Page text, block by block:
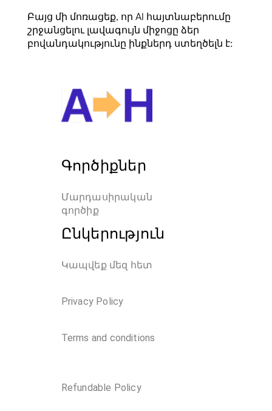
Բայց մի մոռացեք, որ AI հայտնաբերումը
շրջանցելու լավագույն միջոցը ձեր
բովանդակությունը ինքներդ ստեղծելն է:
Գործիքներ
Մարդասիրական
գործիք
Ընկերություն
Կապվեք մեզ հետ
Privacy Policy
Terms and conditions
Refundable Policy